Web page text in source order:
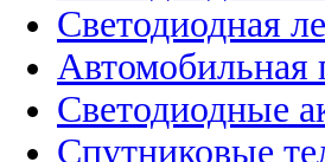
Светодиодная
Автомобильная
Светодиодные
Спутниковые